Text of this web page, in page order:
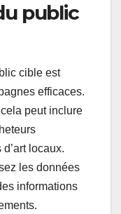
public
cible est
efficaces.
peut inclure
locaux.
les données
informations